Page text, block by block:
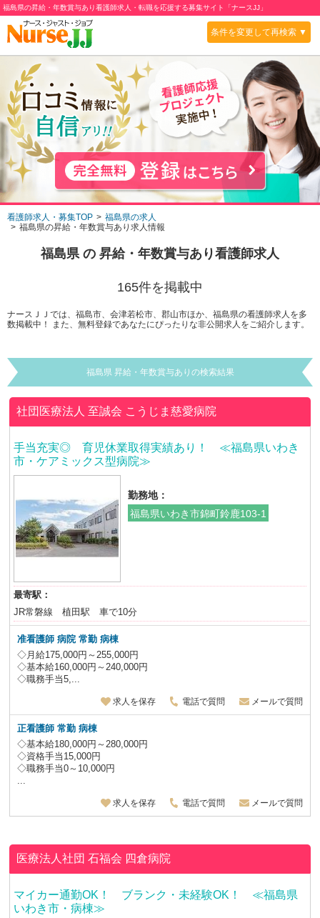
福島県の昇給・年数賞与あり看護師求人・転職を応援する募集サイト「ナースJJ」
条件を変更して再検索 ▼
看護師求人・募集TOP
福島県の求人
福島県の昇給・年数賞与あり求人情報
福島県の 昇給・年数賞与あり看護師求人
165件を掲載中
ナースＪＪでは、福島市、会津若松市、郡山市ほか、福島県の看護師求人を多
数掲載中！ また、無料登録であなたにぴったりな非公開求人をご紹介します。
福島県 昇給・年数賞与ありの検索結果
社団医療法人 至誠会 こうじま慈愛病院
手当充実◎ 育児休業取得実績あり！ ≪福島県いわき
市・ケアミックス型病院≫
勤務地：
福島県いわき市錦町鈴鹿103-1
最寄駅：
JR常磐線 植田駅 車で10分
准看護師 病院 常勤 病棟
◇月給175,000円～255,000円
◇基本給160,000円～240,000円
◇職務手当5,...
求人を保存 電話で質問 メールで質問
正看護師 常勤 病棟
◇基本給180,000円～280,000円
◇資格手当15,000円
◇職務手当0～10,000円
...
求人を保存 電話で質問 メールで質問
医療法人社団 石福会 四倉病院
マイカー通勤OK！ ブランク・未経験OK！ ≪福島県
いわき市・病棟≫